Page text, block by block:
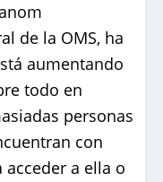
de la OMS, ha
aumentando
todo en
personas
con
a ella o